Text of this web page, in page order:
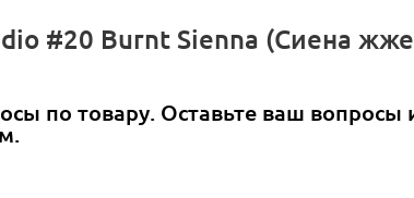
#20 Burnt Sienna (Сиена
по товару. Оставьте ваш